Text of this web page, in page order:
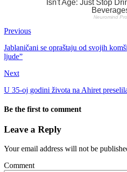
Previous
Jablaničani se opraštaju od svojih
ljude”
Next
U 35-oj godini života na Ahiret
Be the first to comment
Leave a Reply
Your email address will not be
Comment